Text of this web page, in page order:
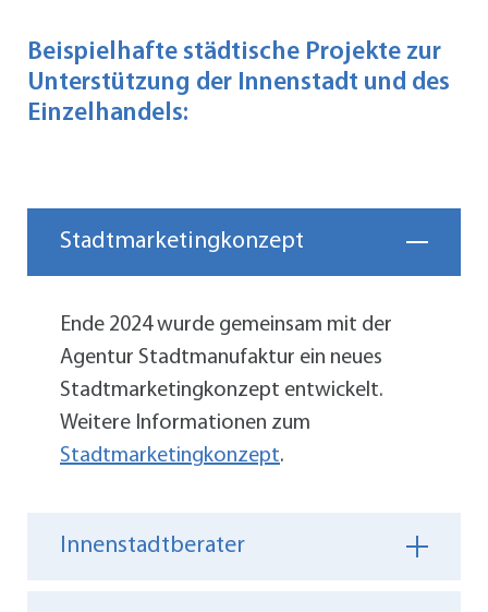
Beispielhafte städtische Projekte zur
Unterstützung der Innenstadt und des
Einzelhandels:
Stadtmarketingkonzept
Ende 2024 wurde gemeinsam mit der
Agentur Stadtmanufaktur ein neues
Stadtmarketingkonzept entwickelt.
Weitere Informationen zum
Stadtmarketingkonzept.
Innenstadtberater